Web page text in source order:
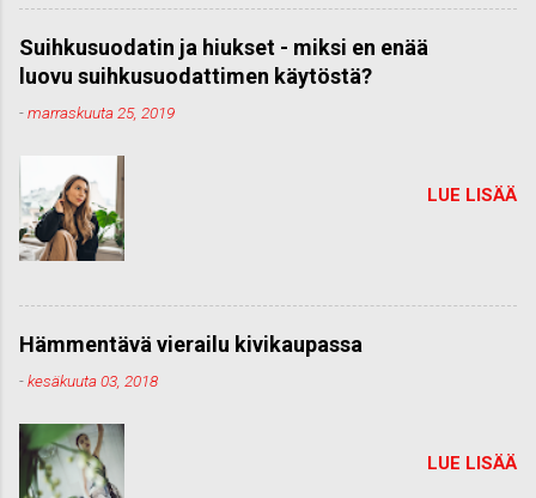
Suihkusuodatin ja hiukset - miksi en enää
luovu suihkusuodattimen käytöstä?
-marraskuuta 25, 2019
LUE LISÄÄ
Hämmentävä vierailu kivikaupassa
-kesäkuuta 03, 2018
LUE LISÄÄ